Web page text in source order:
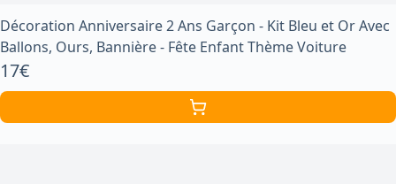
Décoration Anniversaire 2 Ans Garçon - Kit Bleu et Or Avec
Ballons, Ours, Bannière - Fête Enfant Thème Voiture
17€